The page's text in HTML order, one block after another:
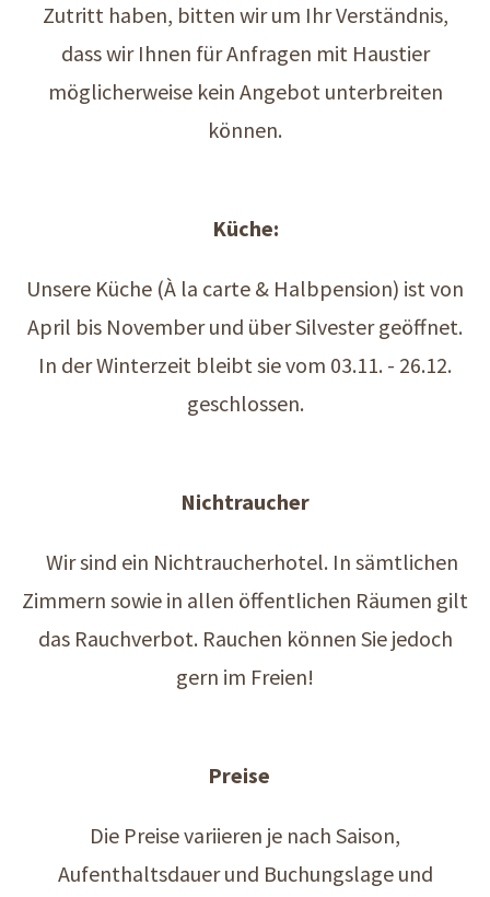
Zutritt haben, bitten wir um Ihr Verständnis,
dass wir Ihnen für Anfragen mit Haustier
möglicherweise kein Angebot unterbreiten
können.
Küche:
Unsere Küche (À la carte & Halbpension) ist von
April bis November und über Silvester geöffnet.
In der Winterzeit bleibt sie vom 03.11. - 26.12.
geschlossen.
Nichtraucher
Wir sind ein Nichtraucherhotel. In sämtlichen
Zimmern sowie in allen öffentlichen Räumen gilt
das Rauchverbot. Rauchen können Sie jedoch
gern im Freien!
Preise
Die Preise variieren je nach Saison,
Aufenthaltsdauer und Buchungslage und